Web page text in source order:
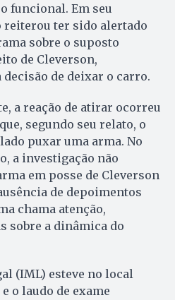
funcional. Em seu
ter sido alertado
sobre o suposto
de Cleverson,
de deixar o carro.
a reação de atirar ocorreu
segundo seu relato, o
puxar uma arma. No
a investigação não
em posse de Cleverson
de depoimentos
chama atenção,
sobre a dinâmica do
(IML) esteve no local
o laudo de exame